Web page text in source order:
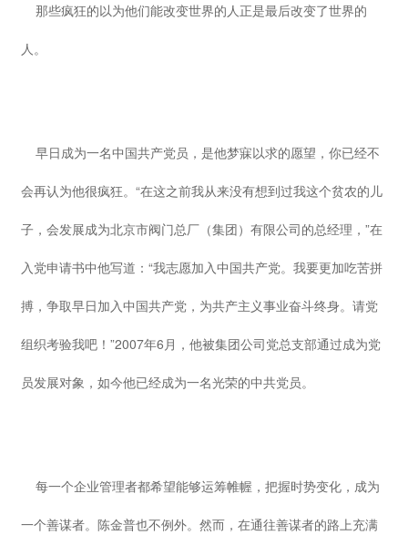
那些疯狂的以为他们能改变世界的人正是最后改变了世界的
人。
早日成为一名中国共产党员，是他梦寐以求的愿望，你已经不
会再认为他很疯狂。“在这之前我从来没有想到过我这个贫农的儿
子，会发展成为北京市阀门总厂（集团）有限公司的总经理，”在
入党申请书中他写道：“我志愿加入中国共产党。我要更加吃苦拼
搏，争取早日加入中国共产党，为共产主义事业奋斗终身。请党
组织考验我吧！”2007年6月，他被集团公司党总支部通过成为党
员发展对象，如今他已经成为一名光荣的中共党员。
每一个企业管理者都希望能够运筹帷幄，把握时势变化，成为
一个善谋者。陈金普也不例外。然而，在通往善谋者的路上充满